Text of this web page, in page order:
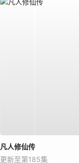
凡人修仙传
更新至第185集